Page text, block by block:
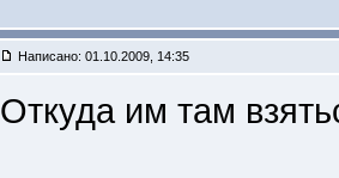
Написано: 01.10.2009, 14:35
Откуда им там